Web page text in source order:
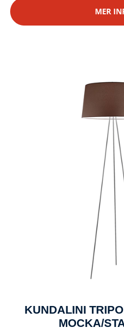
MER
KUNDALINI
MOCKA/